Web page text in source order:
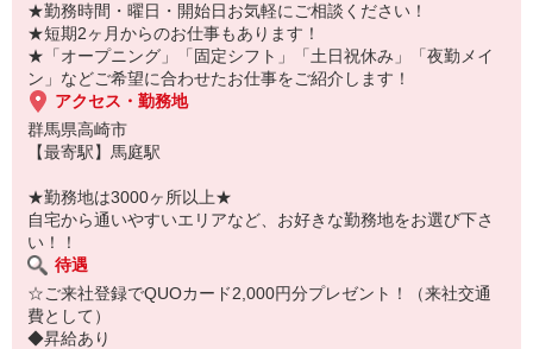
★勤務時間・曜日・開始日お気軽にご相談ください！
★短期2ヶ月からのお仕事もあります！
★「オープニング」「固定シフト」「土日祝休み」「夜勤メイ
ン」などご希望に合わせたお仕事をご紹介します！
アクセス・勤務地
群馬県高崎市
【最寄駅】馬庭駅
★勤務地は3000ヶ所以上★
自宅から通いやすいエリアなど、お好きな勤務地をお選び下さ
い！！
待遇
☆ご来社登録でQUOカード2,000円分プレゼント！（来社交通
費として）
◆昇給あり